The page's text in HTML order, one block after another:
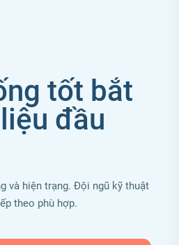
tốt bắt
đầu
và hiện trạng. Đội ngũ kỹ thuật
theo phù hợp.